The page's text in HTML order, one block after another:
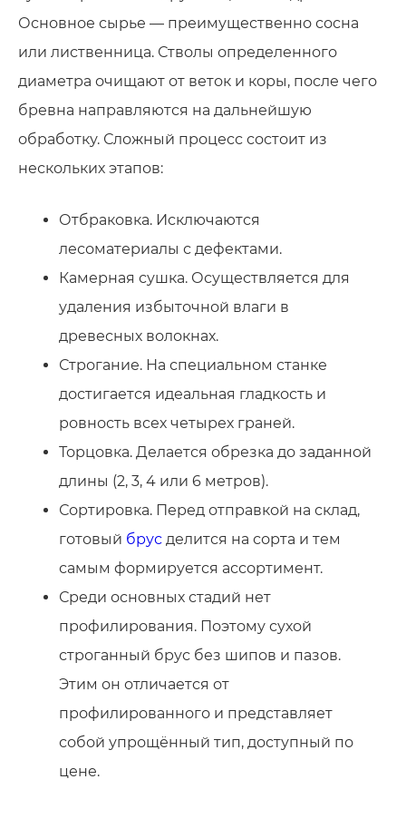
Основное сырье — преимущественно сосна
или лиственница. Стволы определенного
диаметра очищают от веток и коры, после чего
бревна направляются на дальнейшую
обработку. Сложный процесс состоит из
нескольких этапов:
Отбраковка. Исключаются
лесоматериалы с дефектами.
Камерная сушка. Осуществляется для
удаления избыточной влаги в
древесных волокнах.
Строгание. На специальном станке
достигается идеальная гладкость и
ровность всех четырех граней.
Торцовка. Делается обрезка до заданной
длины (2, 3, 4 или 6 метров).
Сортировка. Перед отправкой на склад,
готовый брус делится на сорта и тем
самым формируется ассортимент.
Среди основных стадий нет
профилирования. Поэтому сухой
строганный брус без шипов и пазов.
Этим он отличается от
профилированного и представляет
собой упрощённый тип, доступный по
цене.